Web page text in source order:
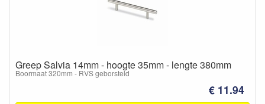
Greep Salvia 14mm - hoogte 35mm - lengte 380mm
Boormaat 320mm - RVS geborsteld
€ 11.94